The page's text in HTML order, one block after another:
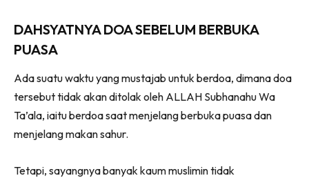
DAHSYATNYA DOA SEBELUM BERBUKA
PUASA
Ada suatu waktu yang mustajab untuk berdoa, dimana doa
tersebut tidak akan ditolak oleh ALLAH Subhanahu Wa
Ta’ala, iaitu berdoa saat menjelang berbuka puasa dan
menjelang makan sahur.
Tetapi, sayangnya banyak kaum muslimin tidak